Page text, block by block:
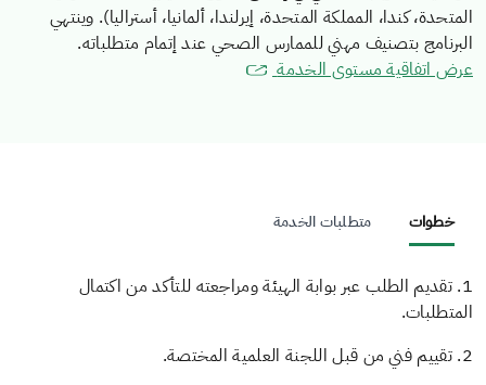
المتحدة، كندا، المملكة المتحدة، إيرلندا، ألمانيا، أستراليا). وينتهي
البرنامج بتصنيف مهني للممارس الصحي عند إتمام متطلباته.
عرض اتفاقية مستوى الخدمة
خطوات متطلبات الخدمة
1. تقديم الطلب عبر بوابة الهيئة ومراجعته للتأكد من اكتمال
المتطلبات.
2. تقييم فني من قبل اللجنة العلمية المختصة.